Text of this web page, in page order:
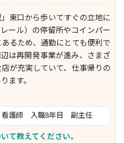
東口から歩いてすぐの立地に
ール）の停留所やコインパー
るため、通勤にとても便利で
は再開発事業が進み、さまざ
が充実していて、仕事帰りの
ます。
看護師 入職8年目 副主任
て教えてください。